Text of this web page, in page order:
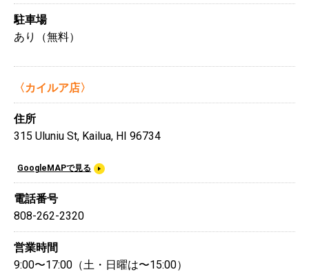
駐車場
あり（無料）
〈カイルア店〉
住所
315 Uluniu St, Kailua, HI 96734
GoogleMAPで見る
電話番号
808-262-2320
営業時間
9:00〜17:00（土・日曜は〜15:00）